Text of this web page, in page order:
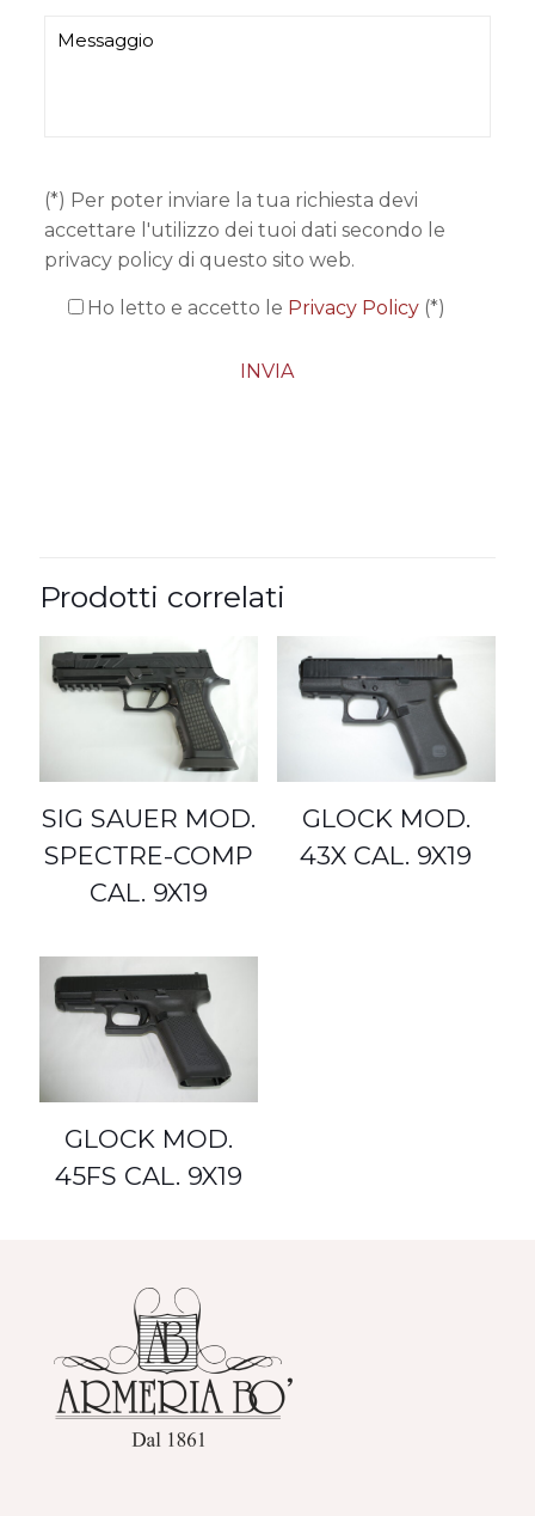
(*) Per poter inviare la tua richiesta devi
accettare l'utilizzo dei tuoi dati secondo le
privacy policy di questo sito web.
Ho letto e accetto le Privacy Policy(*)
Prodotti correlati
SIG SAUER MOD.
SPECTRE-COMP
CAL. 9X19
GLOCK MOD.
43X CAL. 9X19
GLOCK MOD.
45FS CAL. 9X19